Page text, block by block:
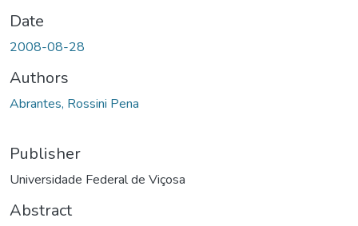
Date
2008-08-28
Authors
Abrantes, Rossini Pena
Publisher
Universidade Federal de Viçosa
Abstract